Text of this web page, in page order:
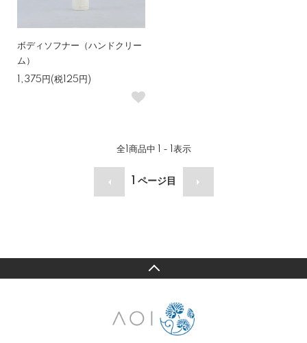
ボディソフナー（ハンドクリー
ム）
1,375円(税125円)
全1 商品中 1 - 1 表示
ページ目